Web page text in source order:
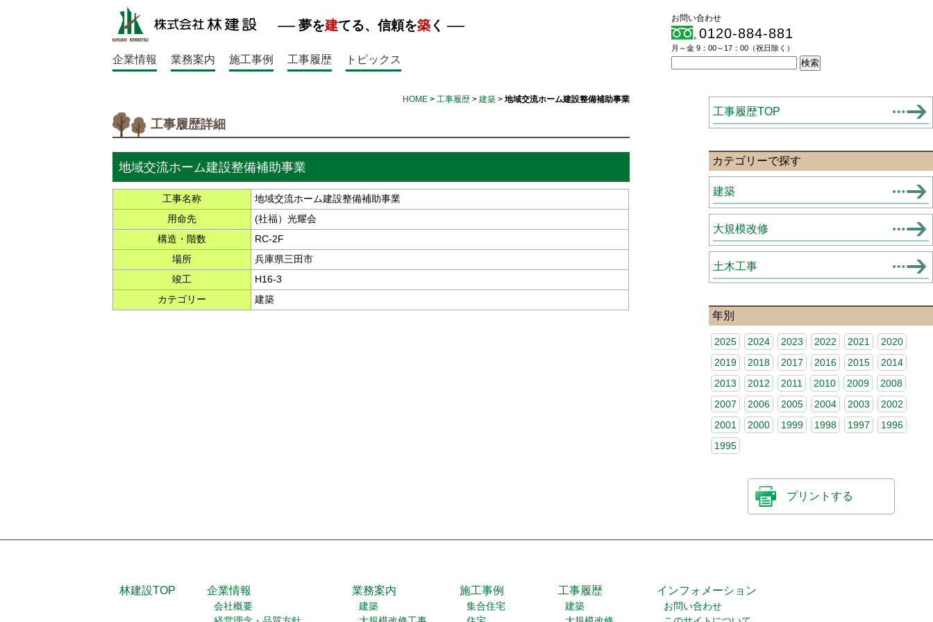
夢を建てる、信頼を築 く
企業情報 業務案内 施工事例 工事履歴 トピックス
お問い合わせ
0120-884-881
月～金 9：00～17：00（祝日除く）
HOME> 工事履歴> 建築> 地域交流ホーム建設整備補助事業
工事履歴詳細
地域交流ホーム建設整備補助事業
工事名称
地域交流ホーム建設整備補助事業
用命先
(社福）光耀会
構造・階数
RC-2F
場所
兵庫県三田市
竣工
H16-3
カテゴリー
建築
工事履歴TOP
カテゴリーで探す
建築
大規模改修
土木工事
年別
2025 2024 2023 2022 2021
2020
2019
2018 2017 2016 2015
2014
2013
2012 2011 2010 2009
2008
2007
2006 2005 2004 2003
2002
2001
2000 1999 1998 1997
1996
1995
プリントする
林建設TOP 企業情報
会社概要
業務案内
建築
施工事例
集合住宅
工事履歴
建築
インフォメーション
お問い合わせ